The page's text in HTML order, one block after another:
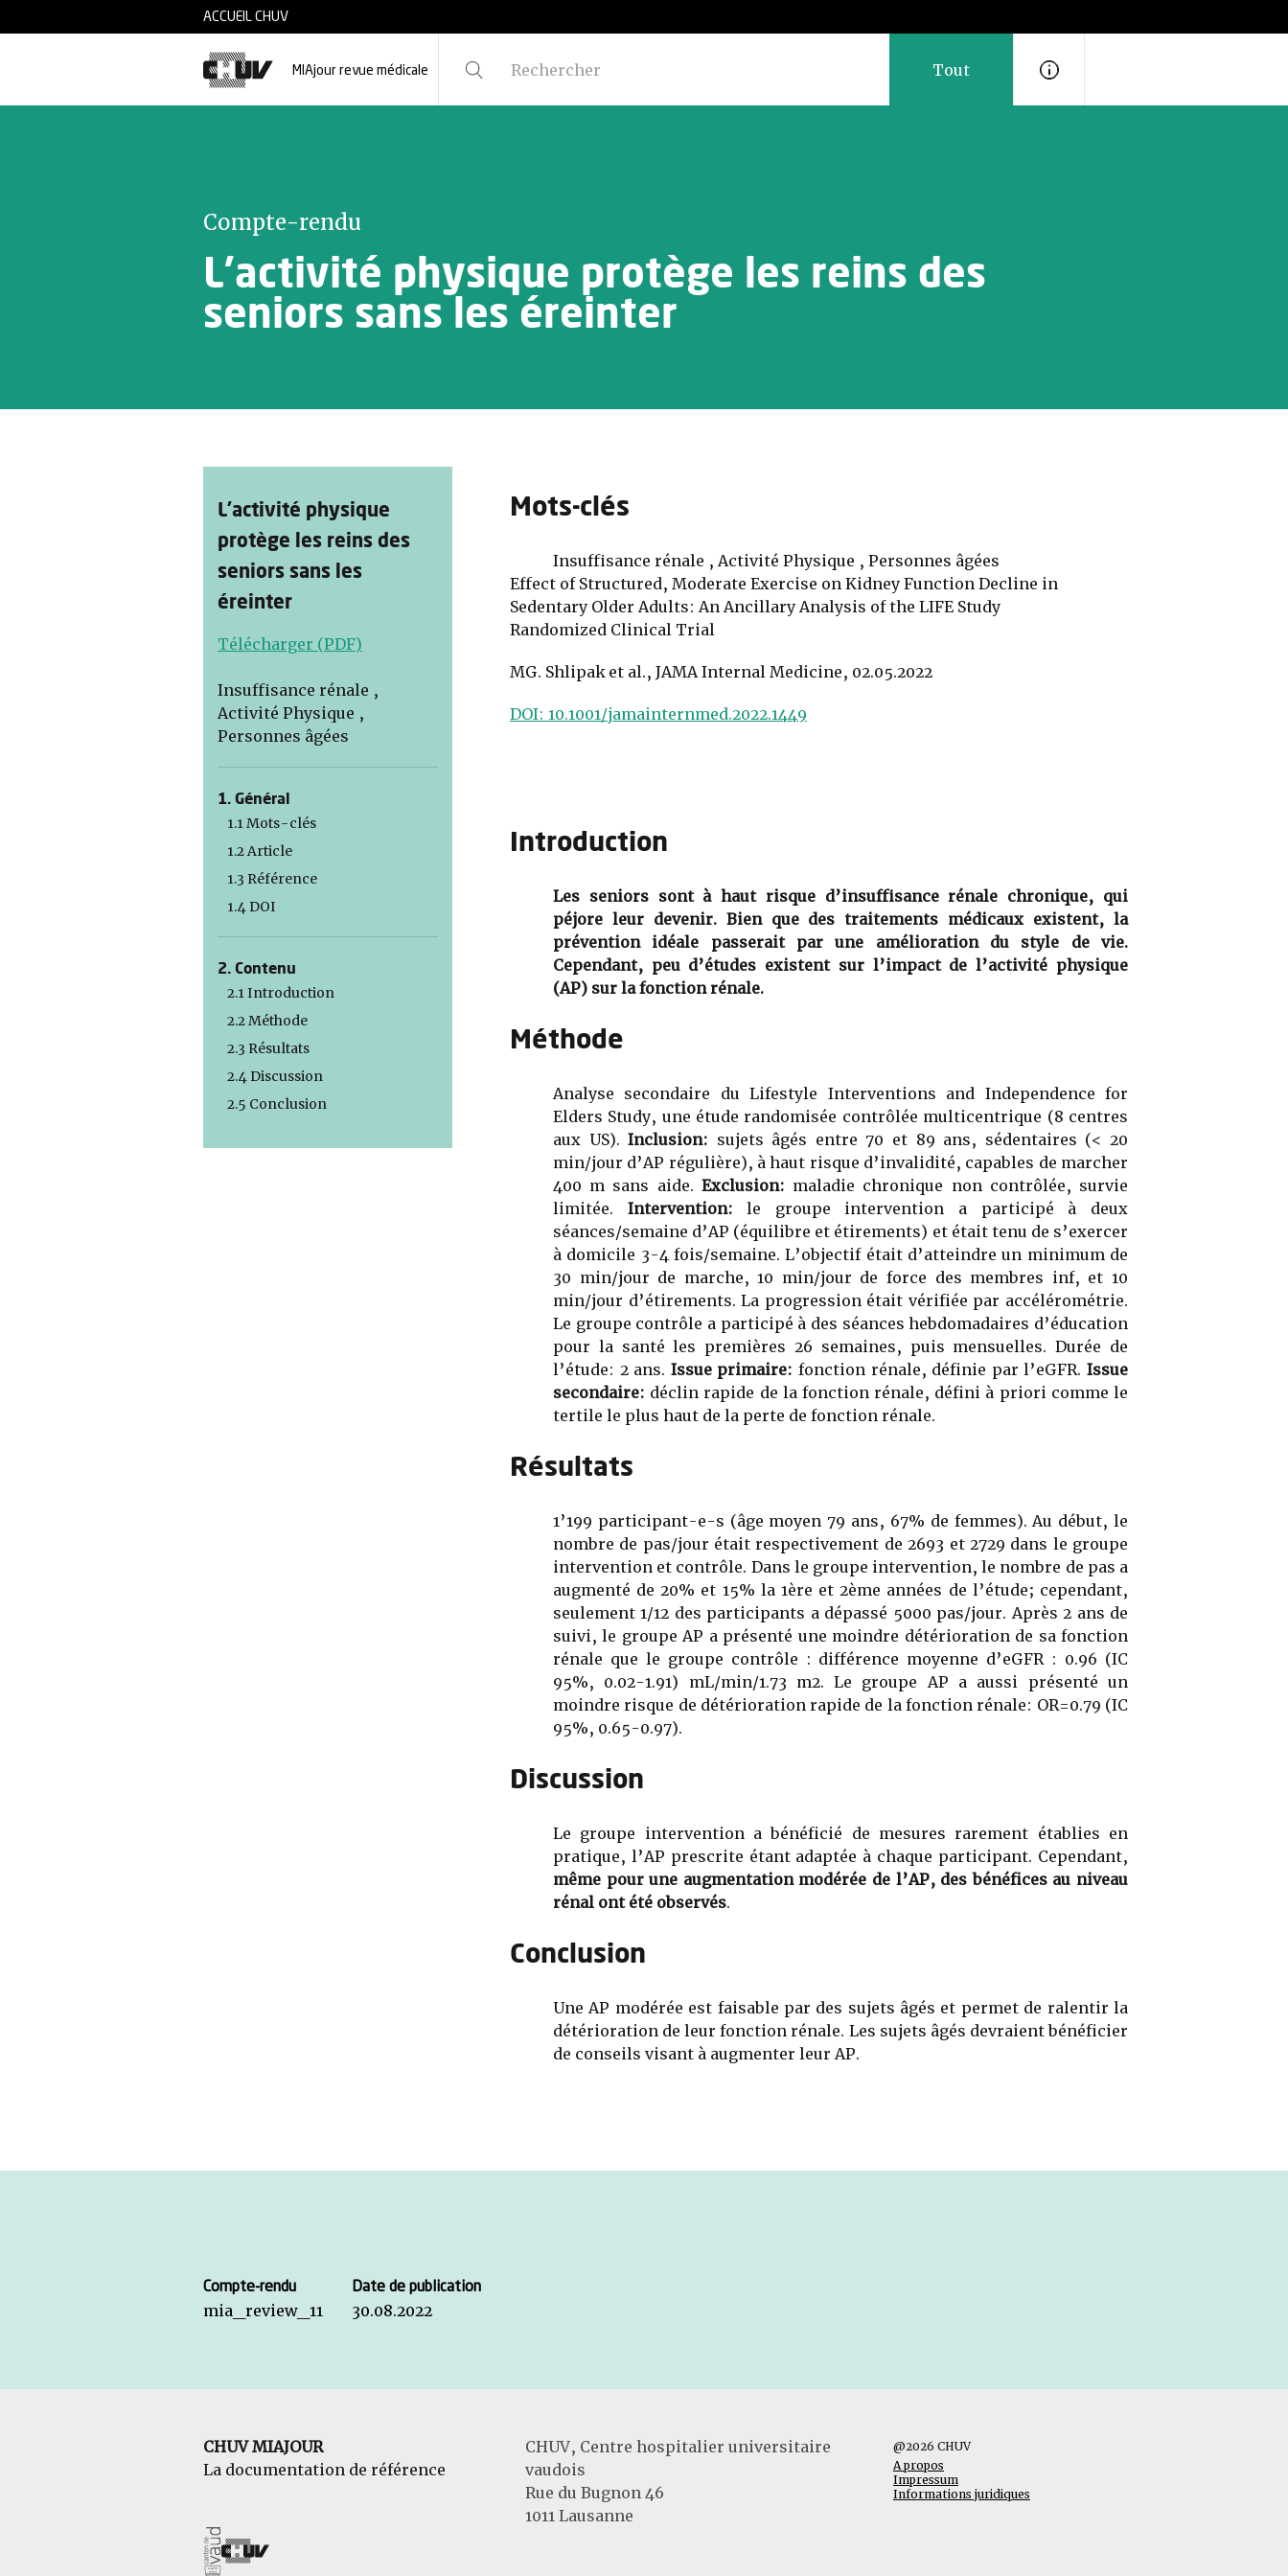
ACCUEIL CHUV
MIAjour revue médicale Tout
Compte-rendu
L’activité physique protège les reins des
seniors sans les éreinter
L’activité physique
protège les reins des
seniors sans les
éreinter
Télécharger (PDF)
Insuffisance rénale ,
Activité Physique ,
Personnes âgées
1. Général
1.1 Mots-clés
1.2 Article
1.3 Référence
1.4 DOI
2. Contenu
2.1 Introduction
2.2 Méthode
2.3 Résultats
2.4 Discussion
2.5 Conclusion
Mots-clés
Insuffisance rénale , Activité Physique , Personnes âgées
Effect of Structured, Moderate Exercise on Kidney Function Decline in
Sedentary Older Adults: An Ancillary Analysis of the LIFE Study
Randomized Clinical Trial
MG. Shlipak et al., JAMA Internal Medicine, 02.05.2022
DOI: 10.1001/jamainternmed.2022.1449
Introduction
Les seniors sont à haut risque d’insuffisance rénale chronique, qui
péjore leur devenir. Bien que des traitements médicaux existent, la
prévention idéale passerait par une amélioration du style de vie.
Cependant, peu d’études existent sur l’impact de l’activité physique
(AP) sur la fonction rénale.
Méthode
Analyse secondaire du Lifestyle Interventions and Independence for
Elders Study, une étude randomisée contrôlée multicentrique (8 centres
aux US).Inclusion: sujets âgés entre 70 et 89 ans, sédentaires (< 20
min/jour d’AP régulière), à haut risque d’invalidité, capables de marcher
400 m sans aide. Exclusion: maladie chronique non contrôlée, survie
limitée. Intervention: le groupe intervention a participé à deux
séances/semaine d’AP (équilibre et étirements) et était tenu de s’exercer
à domicile 3-4 fois/semaine. L’objectif était d’atteindre un minimum de
30 min/jour de marche, 10 min/jour de force des membres inf, et 10
min/jour d’étirements. La progression était vérifiée par accélérométrie.
Le groupe contrôle a participé à des séances hebdomadaires d’éducation
pour la santé les premières 26 semaines, puis mensuelles. Durée de
l’étude: 2 ans. Issue primaire: fonction rénale, définie par l’eGFR. Issue
secondaire: déclin rapide de la fonction rénale, défini à priori comme le
tertile le plus haut de la perte de fonction rénale.
Résultats
1’199 participant-e-s (âge moyen 79 ans, 67% de femmes). Au début, le
nombre de pas/jour était respectivement de 2693 et 2729 dans le groupe
intervention et contrôle. Dans le groupe intervention, le nombre de pas a
augmenté de 20% et 15% la 1ère et 2ème années de l’étude; cependant,
seulement 1/12 des participants a dépassé 5000 pas/jour. Après 2 ans de
suivi, le groupe AP a présenté une moindre détérioration de sa fonction
rénale que le groupe contrôle : différence moyenne d’eGFR : 0.96 (IC
95%, 0.02-1.91) mL/min/1.73 m2. Le groupe AP a aussi présenté un
moindre risque de détérioration rapide de la fonction rénale: OR=0.79 (IC
95%, 0.65-0.97).
Discussion
Le groupe intervention a bénéficié de mesures rarement établies en
pratique, l’AP prescrite étant adaptée à chaque participant. Cependant,
même pour une augmentation modérée de l’AP, des bénéfices au niveau
rénal ont été observés.
Conclusion
Une AP modérée est faisable par des sujets âgés et permet de ralentir la
détérioration de leur fonction rénale. Les sujets âgés devraient bénéficier
de conseils visant à augmenter leur AP.
Compte-rendu
mia_review_11
Date de publication
30.08.2022
CHUV MIAJOUR
La documentation de référence
CHUV, Centre hospitalier universitaire
vaudois
Rue du Bugnon 46
1011 Lausanne
@2026 CHUV
A propos
Impressum
Informations juridiques